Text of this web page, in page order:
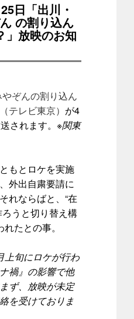
日「出川・
の割り込ん
」放映のお知
やぞんの割り込ん
テレビ東京） が4
されます。 ※関東
もとロケを実施
外出自粛要請に
れならばと、“在
うと切り替え構
たとの事。
上旬にロケが行わ
禍』の影響で他
ず、放映が未定
を受けておりま